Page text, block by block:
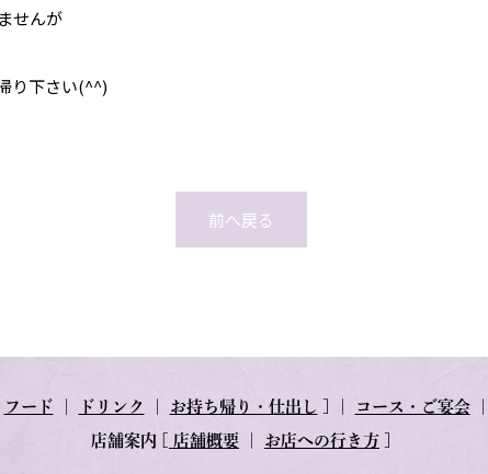
せんが
り下さい(^^)
前へ戻る
フード ドリンク お持ち帰り・仕出し コース・ご宴会｜
店舗案内 店舗概要 お店への行き方